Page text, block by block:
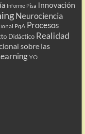
Informe Pisa Innovación
Neurociencia
PqA Procesos
Didáctico Realidad
sobre las
YO